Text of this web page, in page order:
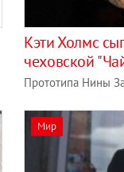
Кэти Холмс
чеховской
Прототипа Нины
Мир